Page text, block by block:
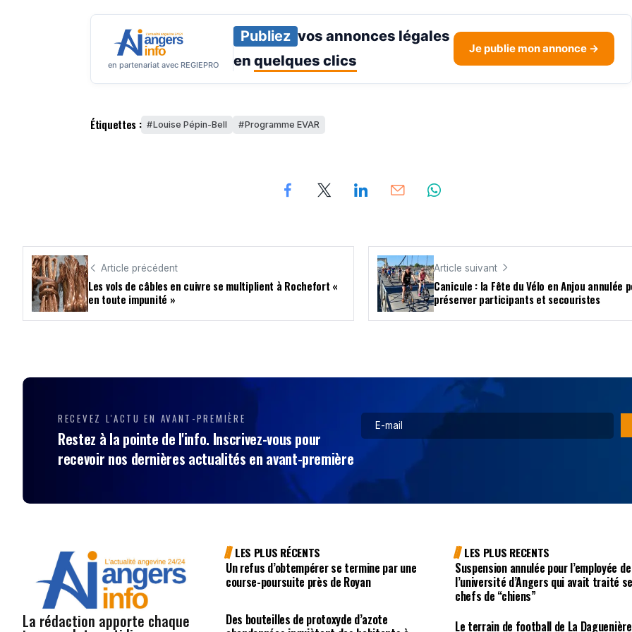
en partenariat avec REGIEPRO
Publiez vos annonces légales
en quelques clics
Je publie mon annonce →
Étiquettes : Louise Pépin-Bell Programme EVAR
Article précédent
Les vols de câbles en cuivre se multiplient à Rochefort «
en toute impunité »
Article suivant
Canicule : la Fête du Vélo en Anjou annulée
préserver participants et secouristes
RECEVEZ L'ACTU EN AVANT-PREMIÈRE
Restez à la pointe de l'info. Inscrivez-vous pour
recevoir nos dernières actualités en avant-première
La rédaction apporte chaque
LES PLUS RÉCENTS
Un refus d’obtempérer se termine par une
course-poursuite près de Royan
Des bouteilles de protoxyde d’azote
LES PLUS RECENTS
Suspension annulée pour l’employée de
l’université d’Angers qui avait traité
chefs de “chiens”
Le terrain de football de La Daguenière